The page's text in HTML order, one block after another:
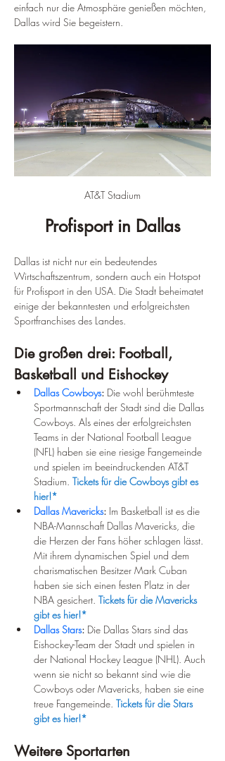
einfach nur die Atmosphäre genießen möchten,
Dallas wird Sie begeistern.
AT&T Stadium
Profisport in Dallas
Dallas ist nicht nur ein bedeutendes
Wirtschaftszentrum, sondern auch ein Hotspot
für Profisport in den USA. Die Stadt beheimatet
einige der bekanntesten und erfolgreichsten
Sportfranchises des Landes.
Die großen drei: Football,
Basketball und Eishockey
Dallas Cowboys: Die wohl berühmteste
Sportmannschaft der Stadt sind die Dallas
Cowboys. Als eines der erfolgreichsten
Teams in der National Football League
(NFL) haben sie eine riesige Fangemeinde
und spielen im beeindruckenden AT&T
Stadium. Tickets für die Cowboys gibt es
hier!*
Dallas Mavericks: Im Basketball ist es die
NBA-Mannschaft Dallas Mavericks, die
die Herzen der Fans höher schlagen lässt.
Mit ihrem dynamischen Spiel und dem
charismatischen Besitzer Mark Cuban
haben sie sich einen festen Platz in der
NBA gesichert. Tickets für die Mavericks
gibt es hier!*
Dallas Stars: Die Dallas Stars sind das
Eishockey-Team der Stadt und spielen in
der National Hockey League (NHL). Auch
wenn sie nicht so bekannt sind wie die
Cowboys oder Mavericks, haben sie eine
treue Fangemeinde. Tickets für die Stars
gibt es hier!*
Weitere Sportarten